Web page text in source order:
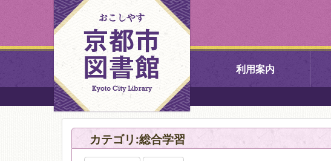
利用案内
中央図書館
カテゴリ:総合学習